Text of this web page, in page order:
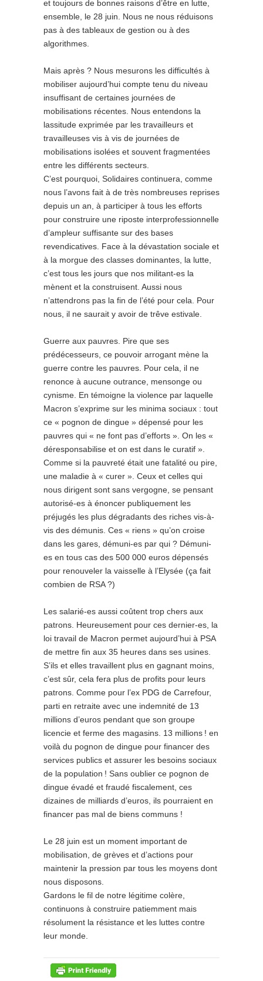
et toujours de bonnes raisons d’être en lutte,
ensemble, le 28 juin. Nous ne nous réduisons
pas à des tableaux de gestion ou à des
algorithmes.
Mais après ? Nous mesurons les difficultés à
mobiliser aujourd’hui compte tenu du niveau
insuffisant de certaines journées de
mobilisations récentes. Nous entendons la
lassitude exprimée par les travailleurs et
travailleuses vis à vis de journées de
mobilisations isolées et souvent fragmentées
entre les différents secteurs.
C’est pourquoi, Solidaires continuera, comme
nous l’avons fait à de très nombreuses reprises
depuis un an, à participer à tous les efforts
pour construire une riposte interprofessionnelle
d’ampleur suffisante sur des bases
revendicatives. Face à la dévastation sociale et
à la morgue des classes dominantes, la lutte,
c’est tous les jours que nos militant-es la
mènent et la construisent. Aussi nous
n’attendrons pas la fin de l’été pour cela. Pour
nous, il ne saurait y avoir de trêve estivale.
Guerre aux pauvres. Pire que ses
prédécesseurs, ce pouvoir arrogant mène la
guerre contre les pauvres. Pour cela, il ne
renonce à aucune outrance, mensonge ou
cynisme. En témoigne la violence par laquelle
Macron s’exprime sur les minima sociaux : tout
ce « pognon de dingue » dépensé pour les
pauvres qui « ne font pas d’efforts ». On les «
déresponsabilise et on est dans le curatif ».
Comme si la pauvreté était une fatalité ou pire,
une maladie à « curer ». Ceux et celles qui
nous dirigent sont sans vergogne, se pensant
autorisé-es à énoncer publiquement les
préjugés les plus dégradants des riches vis-à-
vis des démunis. Ces « riens » qu’on croise
dans les gares, démuni-es par qui ? Démuni-
es en tous cas des 500 000 euros dépensés
pour renouveler la vaisselle à l’Elysée (ça fait
combien de RSA ?)
Les salarié-es aussi coûtent trop chers aux
patrons. Heureusement pour ces dernier-es, la
loi travail de Macron permet aujourd’hui à PSA
de mettre fin aux 35 heures dans ses usines.
S’ils et elles travaillent plus en gagnant moins,
c’est sûr, cela fera plus de profits pour leurs
patrons. Comme pour l’ex PDG de Carrefour,
parti en retraite avec une indemnité de 13
millions d’euros pendant que son groupe
licencie et ferme des magasins. 13 millions ! en
voilà du pognon de dingue pour financer des
services publics et assurer les besoins sociaux
de la population ! Sans oublier ce pognon de
dingue évadé et fraudé fiscalement, ces
dizaines de milliards d’euros, ils pourraient en
financer pas mal de biens communs !
Le 28 juin est un moment important de
mobilisation, de grèves et d’actions pour
maintenir la pression par tous les moyens dont
nous disposons.
Gardons le fil de notre légitime colère,
continuons à construire patiemment mais
résolument la résistance et les luttes contre
leur monde.